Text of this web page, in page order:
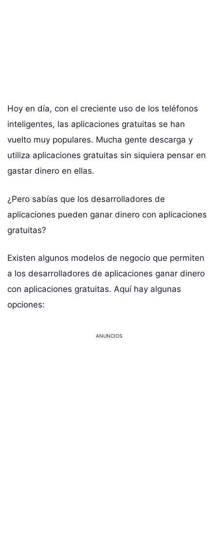
Hoy en día, con el creciente uso de los teléfonos
inteligentes, las aplicaciones gratuitas se han
vuelto muy populares. Mucha gente descarga y
utiliza aplicaciones gratuitas sin siquiera pensar en
gastar dinero en ellas.
¿Pero sabías que los desarrolladores de
aplicaciones pueden ganar dinero con aplicaciones
gratuitas?
Existen algunos modelos de negocio que permiten
a los desarrolladores de aplicaciones ganar dinero
con aplicaciones gratuitas. Aquí hay algunas
opciones:
ANUNCIOS